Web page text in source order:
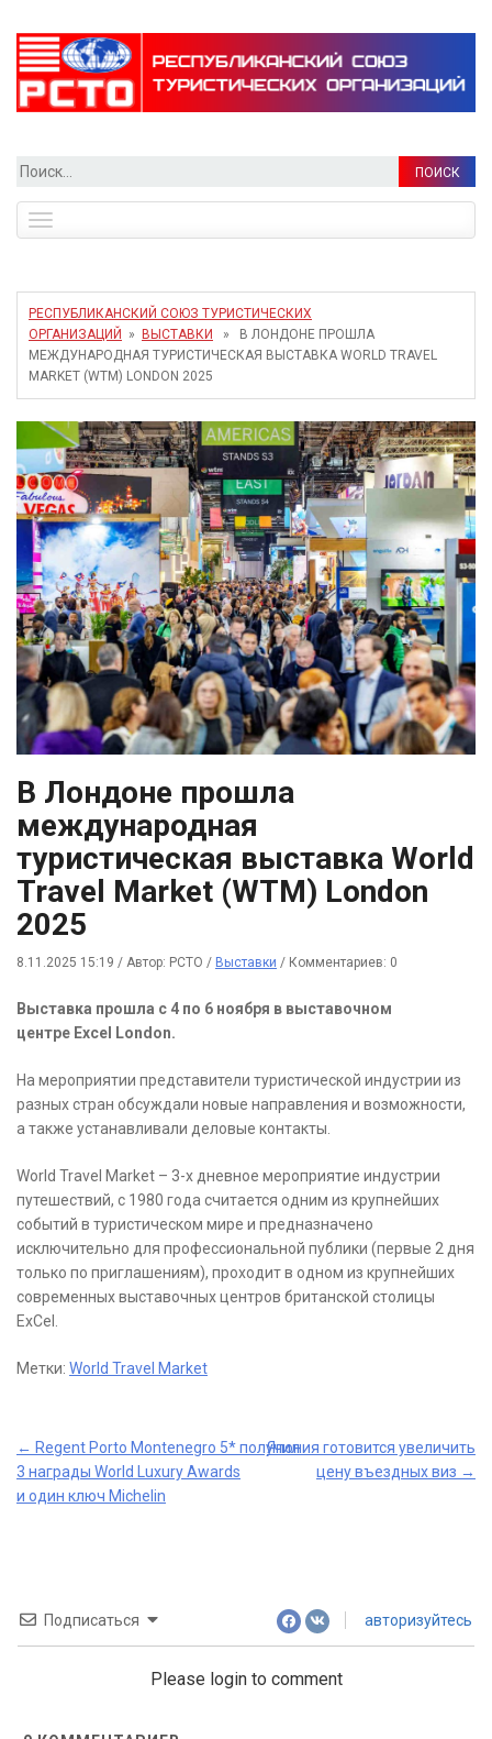
Найти:
navigation
РЕСПУБЛИКАНСКИЙ СОЮЗ ТУРИСТИЧЕСКИХ
ОРГАНИЗАЦИЙ
» ВЫСТАВКИ
» В ЛОНДОНЕ ПРОШЛА
МЕЖДУНАРОДНАЯ ТУРИСТИЧЕСКАЯ ВЫСТАВКА WORLD TRAVEL
MARKET (WTM) LONDON 2025
В Лондоне прошла
международная
туристическая выставка World
Travel Market (WTM) London
2025
8.11.2025 15:19 / Автор: РСТО / Выставки / Комментариев: 0
Выставка прошла с 4 по 6 ноября в выставочном
центре Excel London.
На мероприятии представители туристической индустрии из
разных стран обсуждали новые направления и возможности,
а также устанавливали деловые контакты.
World Travel Market – 3-х дневное мероприятие индустрии
путешествий, с 1980 года считается одним из крупнейших
событий в туристическом мире и предназначено
исключительно для профессиональной публики (первые 2 дня
только по приглашениям), проходит в одном из крупнейших
современных выставочных центров британской столицы
ExCel.
Метки: World Travel Market
Post
navigation
← Regent Porto Montenegro 5* получил
3 награды World Luxury Awards
и один ключ Michelin
Япония готовится увеличить
цену въездных виз →
Подписаться авторизуйтесь
Please login to comment